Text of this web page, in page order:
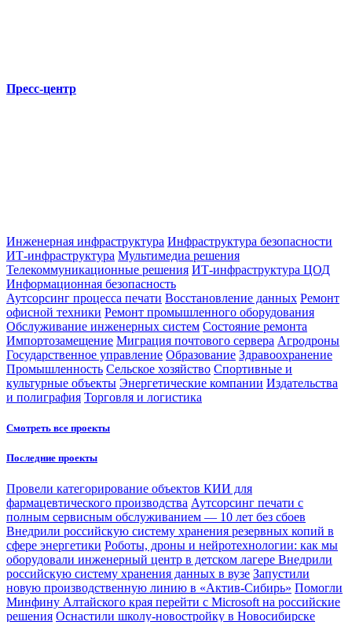
Пресс-центр
Инженерная инфраструктура Инфраструктура безопасности
ИТ-инфраструктура Мультимедиа решения
Телекоммуникационные решения ИТ-инфраструктура ЦОД
Информационная безопасность
Аутсорсинг процесса печати Восстановление данных Ремонт
офисной техники Ремонт промышленного оборудования
Обслуживание инженерных систем Состояние ремонта
Импортозамещение Миграция почтового сервера Агродроны
Государственное управление Образование Здравоохранение
Промышленность Сельское хозяйство Спортивные и
культурные объекты Энергетические компании Издательства
и полиграфия Торговля и логистика
Смотреть все проекты
Последние проекты
Провели категорирование объектов КИИ для
фармацевтического производства Аутсорсинг печати с
полным сервисным обслуживанием — 10 лет без сбоев
Внедрили российскую систему хранения резервных копий в
сфере энергетики Роботы, дроны и нейротехнологии: как мы
оборудовали инженерный центр в детском лагере Внедрили
российскую систему хранения данных в вузе Запустили
новую производственную линию в «Актив-Сибирь» Помогли
Минфину Алтайского края перейти с Microsoft на российские
решения Оснастили школу-новостройку в Новосибирске